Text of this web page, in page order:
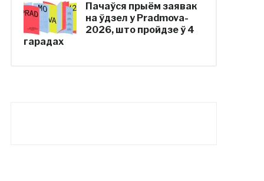
Пачаўся прыём заявак
на ўдзел у Pradmova-
2026, што пройдзе ў 4
гарадах